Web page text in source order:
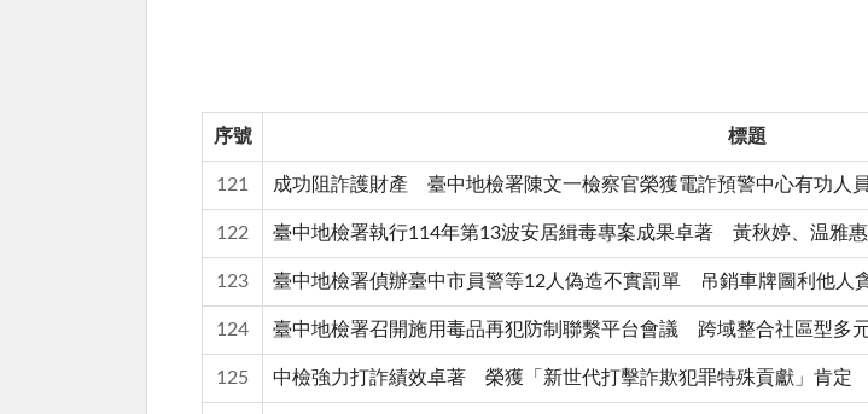
序號 標題
121 成功阻詐護財產 臺中地檢署陳文一檢察官榮獲電詐預警中心有功人員
122 臺中地檢署執行114年第13波安居緝毒專案成果卓著 黃秋婷、温雅
123 臺中地檢署偵辦臺中市員警等12人偽造不實罰單 吊銷車牌圖利他人
124 臺中地檢署召開施用毒品再犯防制聯繫平台會議 跨域整合社區型多
125 中檢強力打詐績效卓著 榮獲「新世代打擊詐欺犯罪特殊貢獻」肯定